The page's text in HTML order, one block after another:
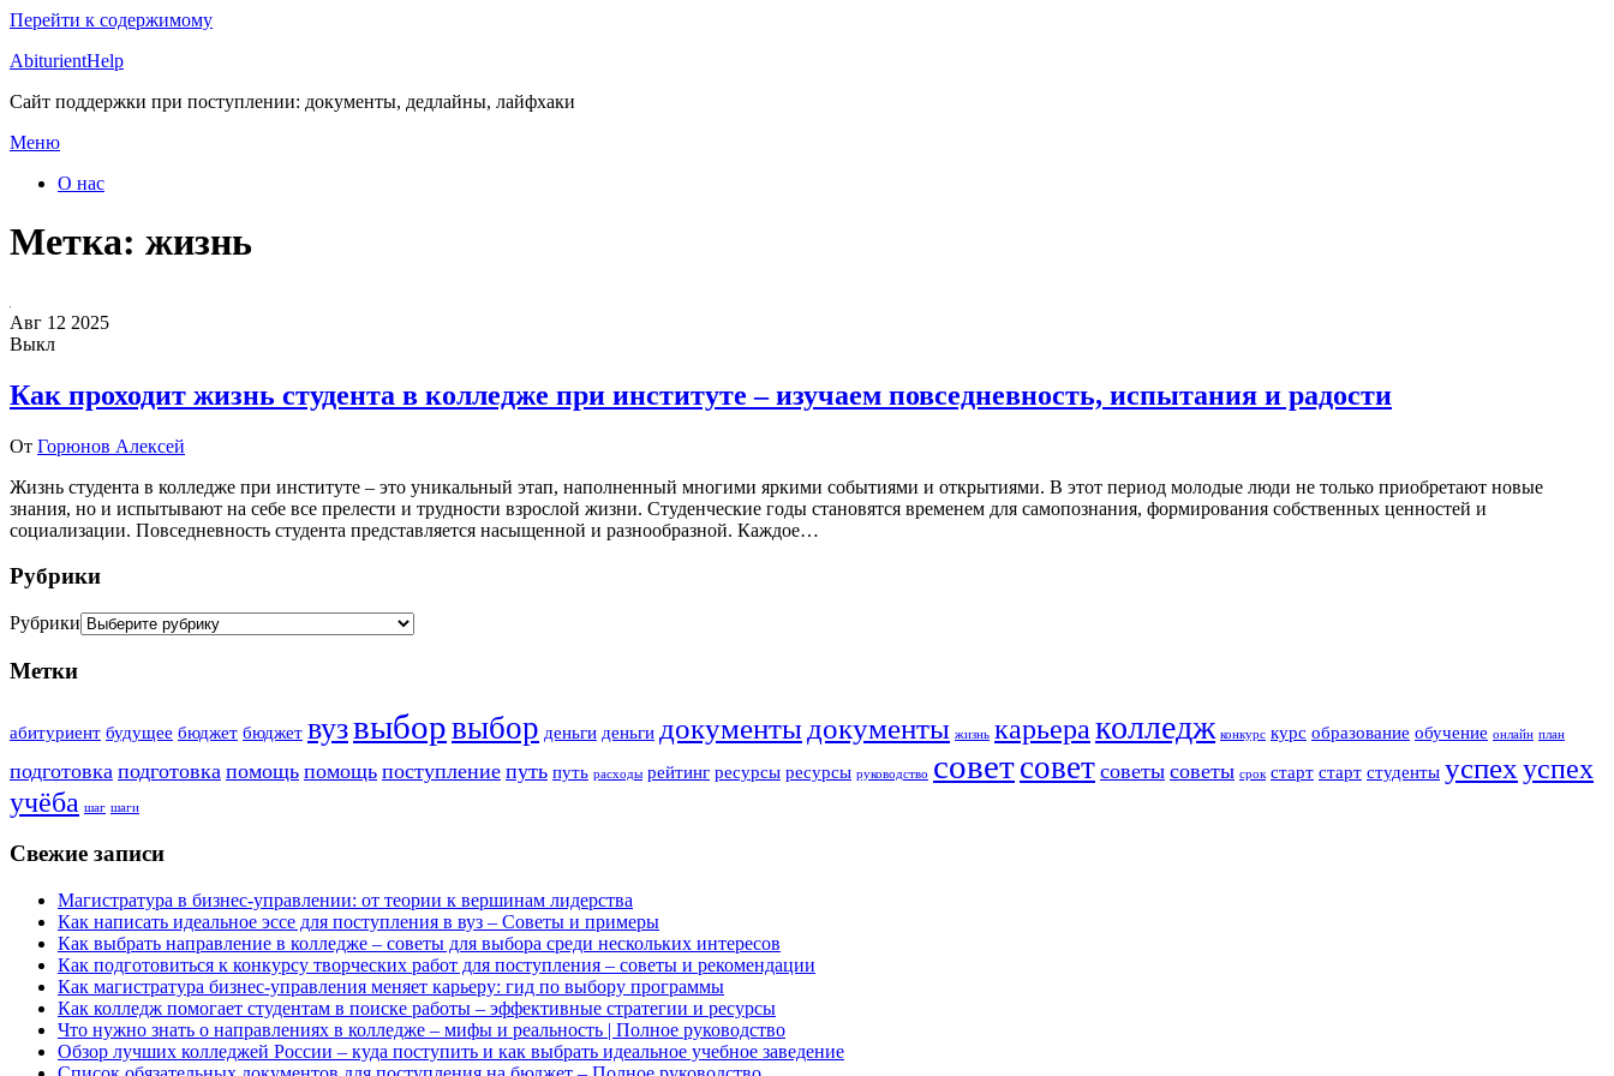
Перейти к содержимому
AbiturientHelp
Сайт поддержки при поступлении: документы, дедлайны, лайфхаки
Меню
О нас
Метка: жизнь
Авг 12 2025
Выкл
Как проходит жизнь студента в колледже при институте – изучаем повседневность, испытания и радости
От Горюнов Алексей
Жизнь студента в колледже при институте – это уникальный этап, наполненный многими яркими событиями и открытиями. В этот период молодые люди не только приобретают новые
знания, но и испытывают на себе все прелести и трудности взрослой жизни. Студенческие годы становятся временем для самопознания, формирования собственных ценностей и
социализации. Повседневность студента представляется насыщенной и разнообразной. Каждое…
Рубрики
Рубрики
Метки
абитуриент будущее бюджет бюджет вузвыборвыбор деньги деньги документы документы жизнь карьера колледж конкурс курс образование обучение онлайн план
подготовка подготовка помощь помощь поступление путь путь расходы рейтинг ресурсы ресурсы руководство советсовет советы советы срок старт старт студенты успехуспех
учёба шаг шаги
Свежие записи
Магистратура в бизнес-управлении: от теории к вершинам лидерства
Как написать идеальное эссе для поступления в вуз – Советы и примеры
Как выбрать направление в колледже – советы для выбора среди нескольких интересов
Как подготовиться к конкурсу творческих работ для поступления – советы и рекомендации
Как магистратура бизнес-управления меняет карьеру: гид по выбору программы
Как колледж помогает студентам в поиске работы – эффективные стратегии и ресурсы
Что нужно знать о направлениях в колледже – мифы и реальность | Полное руководство
Обзор лучших колледжей России – куда поступить и как выбрать идеальное учебное заведение